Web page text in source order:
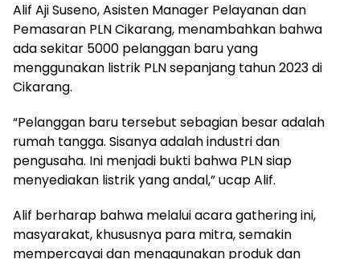
Alif Aji Suseno, Asisten Manager Pelayanan dan
Pemasaran PLN Cikarang, menambahkan bahwa
ada sekitar 5000 pelanggan baru yang
menggunakan listrik PLN sepanjang tahun 2023 di
Cikarang.
“Pelanggan baru tersebut sebagian besar adalah
rumah tangga. Sisanya adalah industri dan
pengusaha. Ini menjadi bukti bahwa PLN siap
menyediakan listrik yang andal,” ucap Alif.
Alif berharap bahwa melalui acara gathering ini,
masyarakat, khususnya para mitra, semakin
mempercayai dan menggunakan produk dan